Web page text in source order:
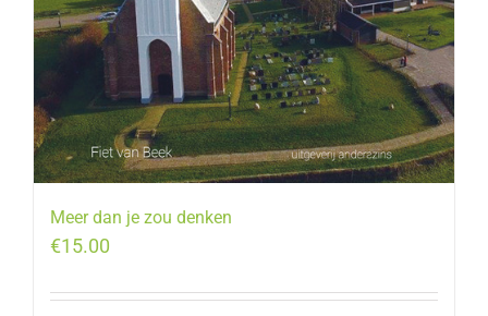
Meer dan je zou denken
€15.00